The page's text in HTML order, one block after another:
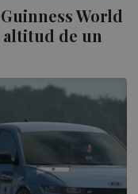
World
altitud de un